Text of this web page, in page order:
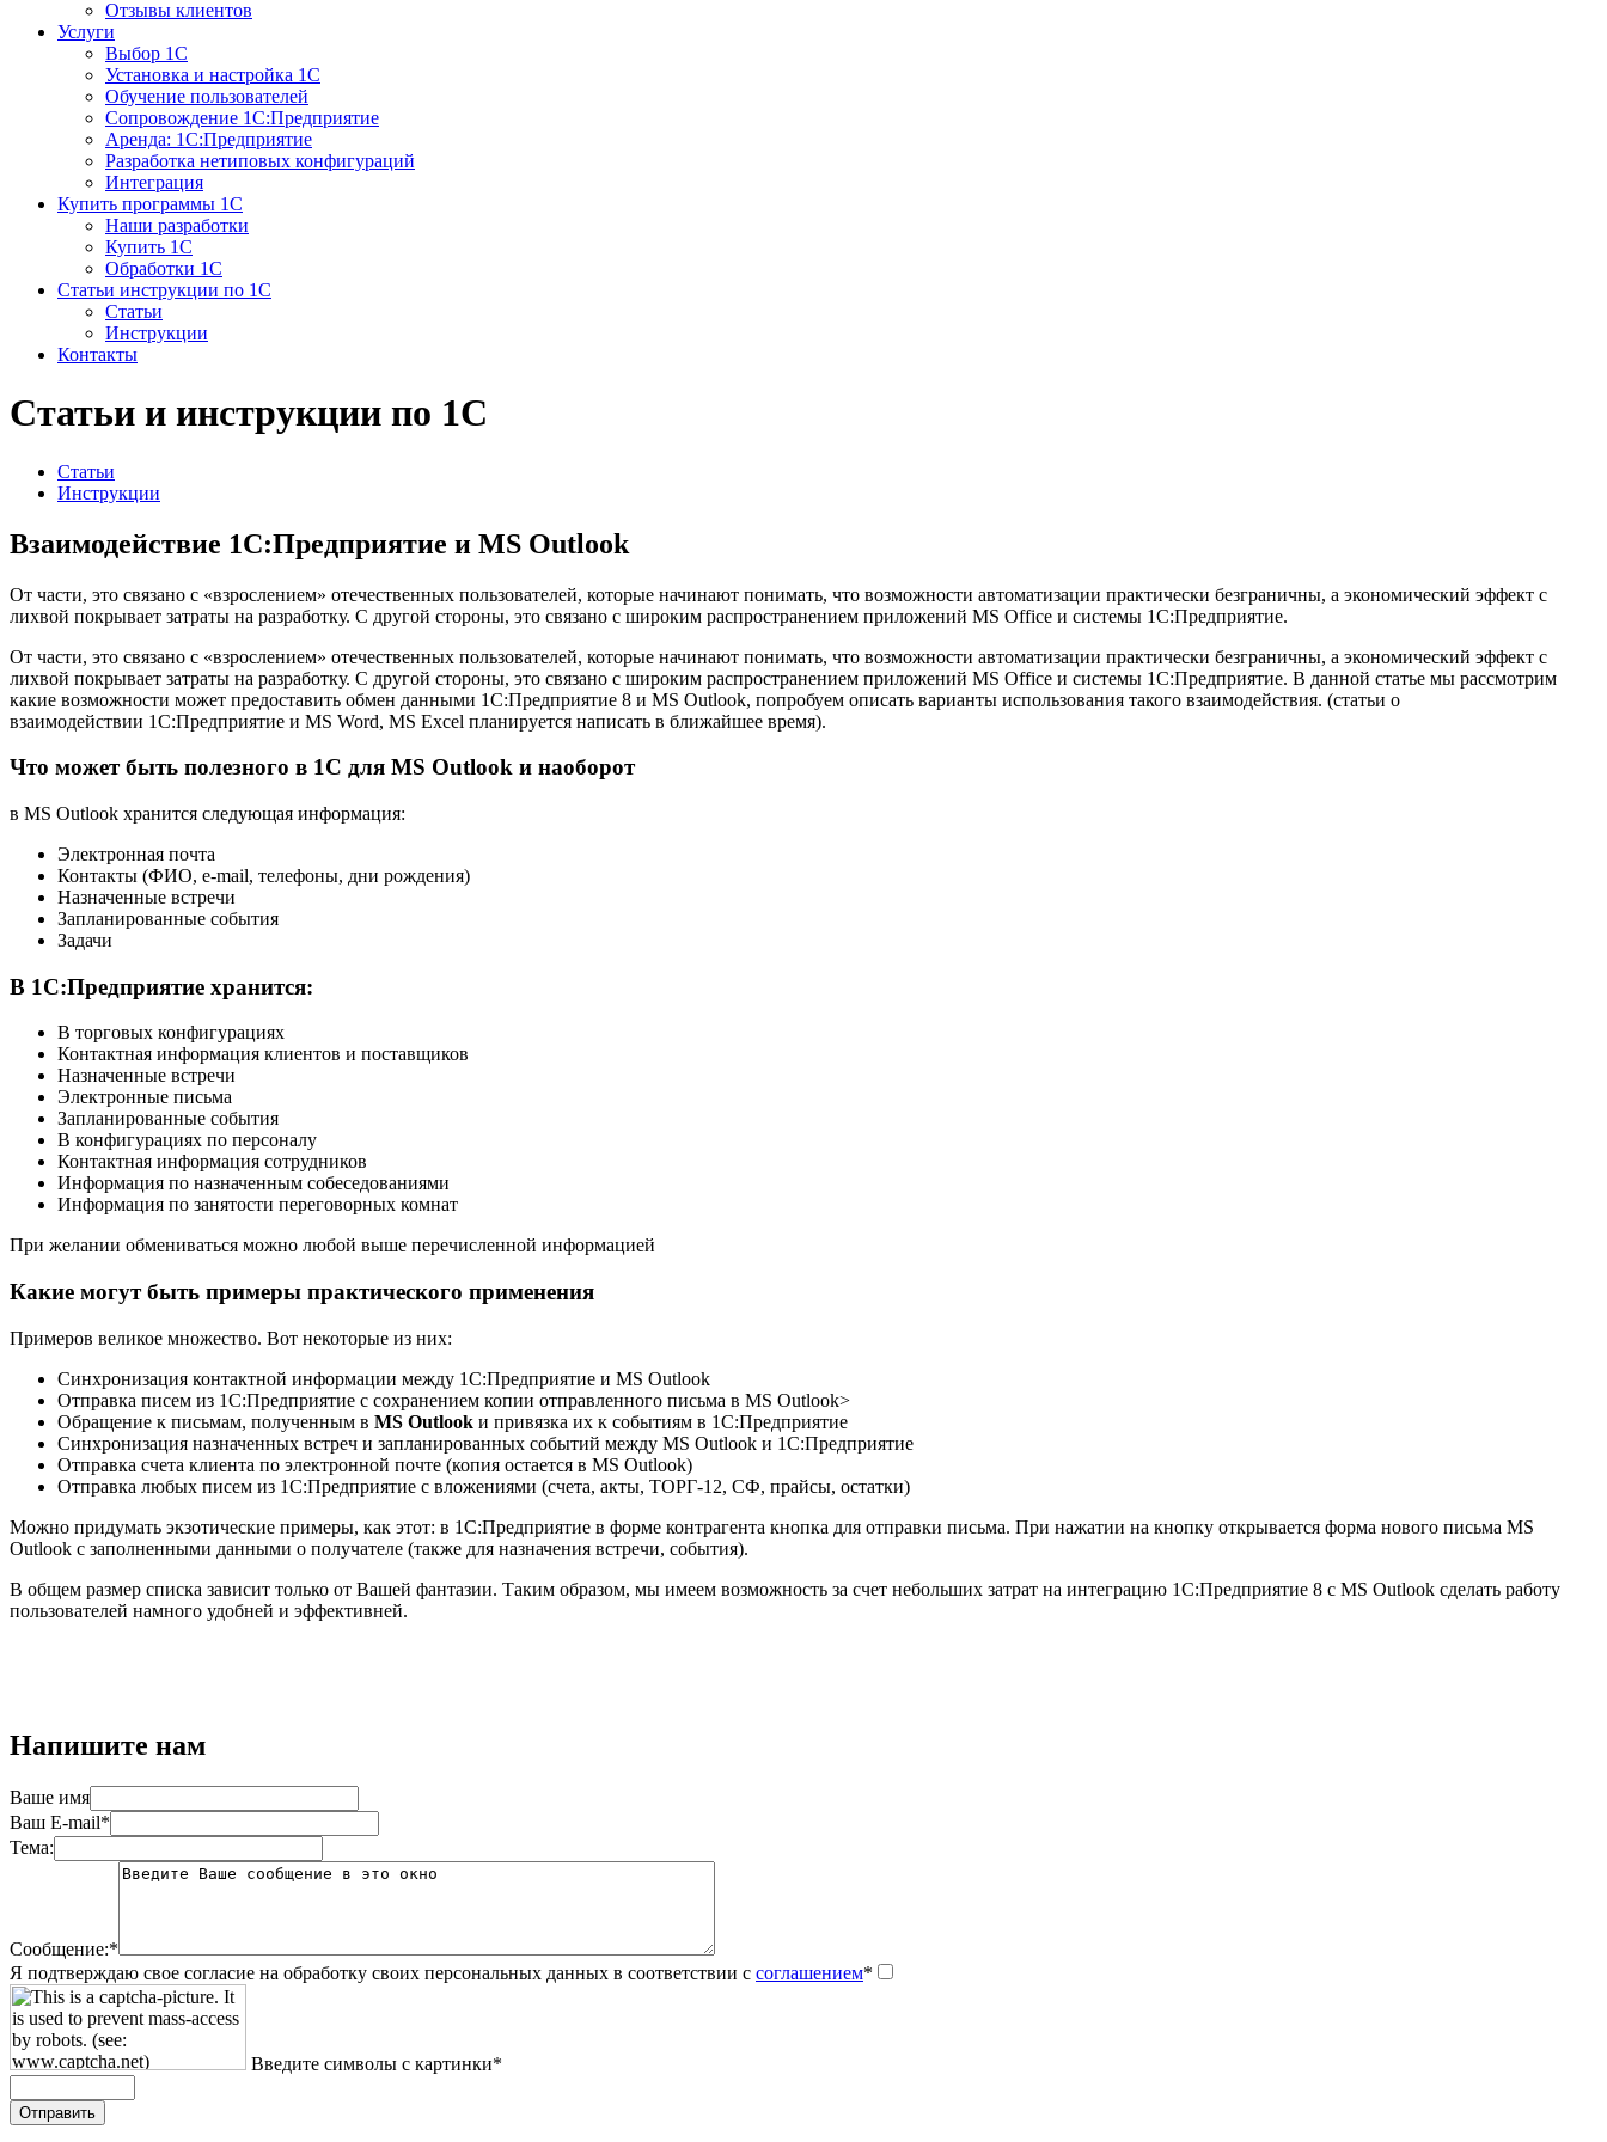
Отзывы клиентов
Услуги
Выбор 1С
Установка и настройка 1С
Обучение пользователей
Сопровождение 1С:Предприятие
Аренда: 1С:Предприятие
Разработка нетиповых конфигураций
Интеграция
Купить программы 1С
Наши разработки
Купить 1С
Обработки 1С
Статьи инструкции по 1С
Статьи
Инструкции
Контакты
Статьи и инструкции по 1С
Статьи
Инструкции
Взаимодействие 1С:Предприятие и MS Outlook
От части, это связано с «взрослением» отечественных пользователей, которые начинают понимать, что возможности автоматизации практически безграничны, а экономический эффект с
лихвой покрывает затраты на разработку. С другой стороны, это связано с широким распространением приложений MS Office и системы 1С:Предприятие.
От части, это связано с «взрослением» отечественных пользователей, которые начинают понимать, что возможности автоматизации практически безграничны, а экономический эффект с
лихвой покрывает затраты на разработку. С другой стороны, это связано с широким распространением приложений MS Office и системы 1С:Предприятие. В данной статье мы рассмотрим
какие возможности может предоставить обмен данными 1С:Предприятие 8 и MS Outlook, попробуем описать варианты использования такого взаимодействия. (статьи о
взаимодействии 1С:Предприятие и MS Word, MS Excel планируется написать в ближайшее время).
Что может быть полезного в 1С для MS Outlook и наоборот
в MS Outlook хранится следующая информация:
Электронная почта
Контакты (ФИО, e-mail, телефоны, дни рождения)
Назначенные встречи
Запланированные события
Задачи
В 1С:Предприятие хранится:
В торговых конфигурациях
Контактная информация клиентов и поставщиков
Назначенные встречи
Электронные письма
Запланированные события
В конфигурациях по персоналу
Контактная информация сотрудников
Информация по назначенным собеседованиями
Информация по занятости переговорных комнат
При желании обмениваться можно любой выше перечисленной информацией
Какие могут быть примеры практического применения
Примеров великое множество. Вот некоторые из них:
Синхронизация контактной информации между 1С:Предприятие и MS Outlook
Отправка писем из 1С:Предприятие с сохранением копии отправленного письма в MS Outlook>
Обращение к письмам, полученным в MS Outlook и привязка их к событиям в 1С:Предприятие
Синхронизация назначенных встреч и запланированных событий между MS Outlook и 1С:Предприятие
Отправка счета клиента по электронной почте (копия остается в MS Outlook)
Отправка любых писем из 1С:Предприятие с вложениями (счета, акты, ТОРГ-12, СФ, прайсы, остатки)
Можно придумать экзотические примеры, как этот: в 1С:Предприятие в форме контрагента кнопка для отправки письма. При нажатии на кнопку открывается форма нового письма MS
Outlook с заполненными данными о получателе (также для назначения встречи, события).
В общем размер списка зависит только от Вашей фантазии. Таким образом, мы имеем возможность за счет небольших затрат на интеграцию 1С:Предприятие 8 с MS Outlook сделать работу
пользователей намного удобней и эффективней.
Напишите нам
Ваше имя
Ваш E-mail*
Тема:
Сообщение:*
Я подтверждаю свое согласие на обработку своих персональных данных в соответствии с соглашением*
Введите символы с картинки*